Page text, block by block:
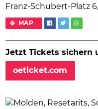
Franz-Schubert-Platz
MAP
Jetzt Tickets sichern
oeticket.com